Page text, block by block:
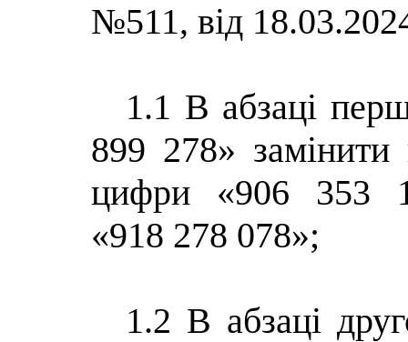
№511, від
1.1 В абзаці
899 278»
цифри «906 353
«918 278 078»;
1.2 В абзаці